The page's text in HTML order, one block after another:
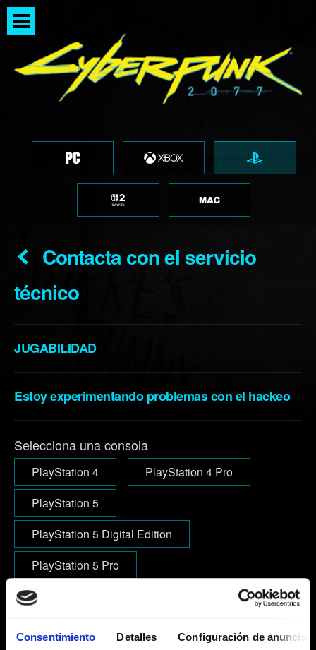
Consentimiento Detalles Configuración de anuncios
Contacta con el servicio
técnico
JUGABILIDAD
Estoy experimentando problemas con el hackeo
Selecciona una consola
PlayStation 4
PlayStation 4 Pro
PlayStation 5
PlayStation 5 Digital Edition
PlayStation 5 Pro
Correo electrónico (¡comprueba que lo has escrito
bien!)